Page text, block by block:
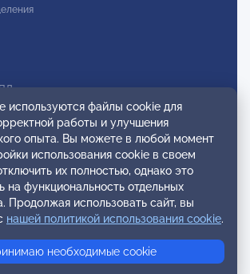
членов
членов
членов
используются файлы cookie для
работы и улучшения
опыта. Вы можете в любой момент
использования cookie в своем
их полностью, однако это
на функциональность отдельных
Продолжая использовать сайт, вы
нашей политикой использования cookie.
необходимые cookie